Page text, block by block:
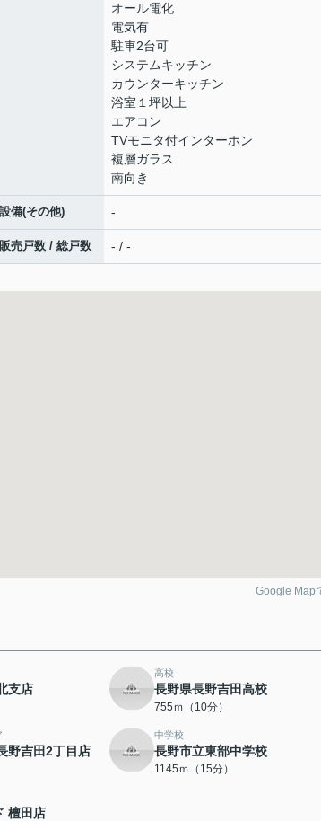
オール電化
電気有
駐車2台可
システムキッチン
カウンターキッチン
浴室１坪以上
エアコン
TVモニタ付インターホン
複層ガラス
南向き
設備(その他) -
販売戸数 / 総戸数 - / -
Google Map
支店
高校
長野県長野吉田高校
755ｍ（10分）
野吉田2丁目店
中学校
長野市立東部中学校
1145ｍ（15分）
檀田店